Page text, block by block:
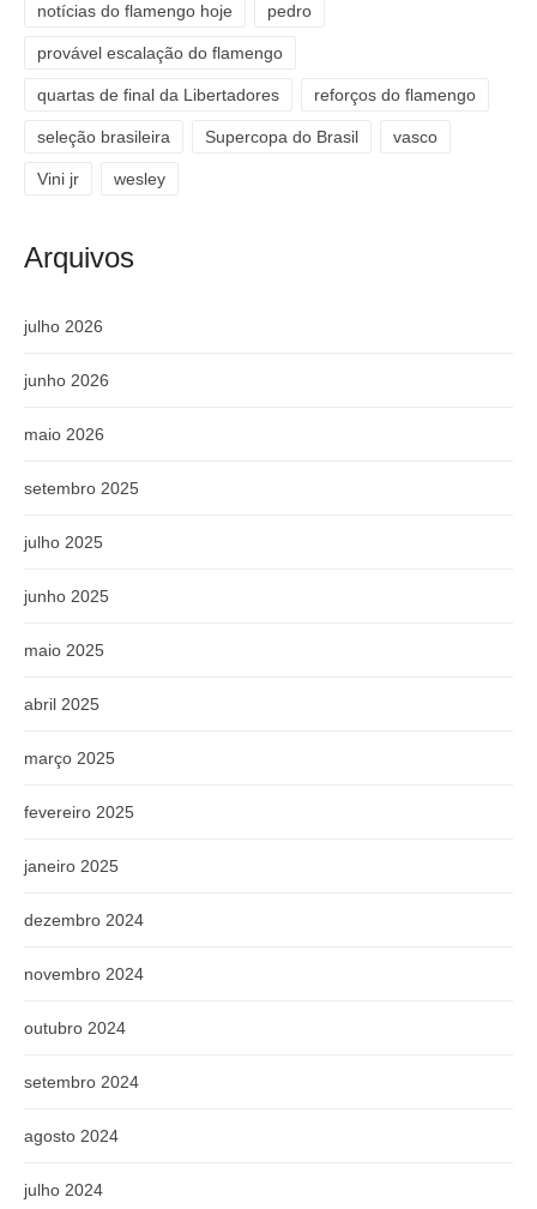
notícias do flamengo hoje pedro
provável escalação do flamengo
quartas de final da Libertadores reforços do flamengo
seleção brasileira Supercopa do Brasil vasco
Vini jr wesley
Arquivos
julho 2026
junho 2026
maio 2026
setembro 2025
julho 2025
junho 2025
maio 2025
abril 2025
março 2025
fevereiro 2025
janeiro 2025
dezembro 2024
novembro 2024
outubro 2024
setembro 2024
agosto 2024
julho 2024